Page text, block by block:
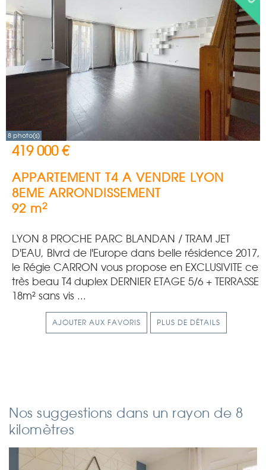
8 photo(s)
419 000 €
APPARTEMENT T4 A VENDRE LYON
8EME ARRONDISSEMENT
92 m2
LYON 8 PROCHE PARC BLANDAN / TRAM JET
D'EAU, Blvrd de l'Europe dans belle résidence 2017,
le Régie CARRON vous propose en EXCLUSIVITE ce
très beau T4 duplex DERNIER ETAGE 5/6 + TERRASSE
18m² sans vis ...
AJOUTER AUX FAVORIS PLUS DE DÉTAILS
Nos suggestions dans un rayon de 8
kilomètres